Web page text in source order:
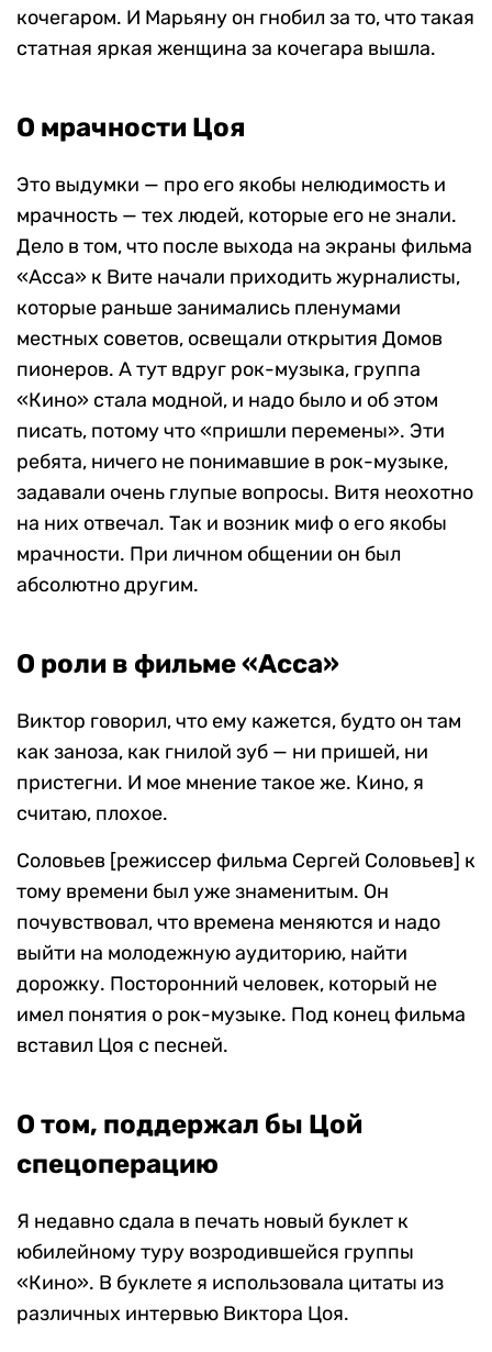
кочегаром. И Марьяну он гнобил за то, что такая
статная яркая женщина за кочегара вышла.
О мрачности Цоя
Это выдумки — про его якобы нелюдимость и
мрачность — тех людей, которые его не знали.
Дело в том, что после выхода на экраны фильма
«Асса» к Вите начали приходить журналисты,
которые раньше занимались пленумами
местных советов, освещали открытия Домов
пионеров. А тут вдруг рок-музыка, группа
«Кино» стала модной, и надо было и об этом
писать, потому что «пришли перемены». Эти
ребята, ничего не понимавшие в рок-музыке,
задавали очень глупые вопросы. Витя неохотно
на них отвечал. Так и возник миф о его якобы
мрачности. При личном общении он был
абсолютно другим.
О роли в фильме «Асса»
Виктор говорил, что ему кажется, будто он там
как заноза, как гнилой зуб — ни пришей, ни
пристегни. И мое мнение такое же. Кино, я
считаю, плохое.
Соловьев [режиссер фильма Сергей Соловьев] к
тому времени был уже знаменитым. Он
почувствовал, что времена меняются и надо
выйти на молодежную аудиторию, найти
дорожку. Посторонний человек, который не
имел понятия о рок-музыке. Под конец фильма
вставил Цоя с песней.
О том, поддержал бы Цой
спецоперацию
Я недавно сдала в печать новый буклет к
юбилейному туру возродившейся группы
«Кино». В буклете я использовала цитаты из
различных интервью Виктора Цоя.